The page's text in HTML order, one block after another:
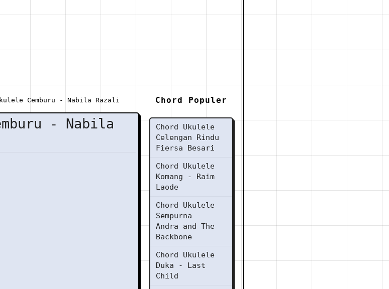
Cemburu - Nabila Razali
- Nabila
Chord Populer
Chord Ukulele
Celengan Rindu
Fiersa Besari
Chord Ukulele
Komang - Raim
Laode
Chord Ukulele
Sempurna -
Andra and The
Backbone
Chord Ukulele
Duka - Last
Child